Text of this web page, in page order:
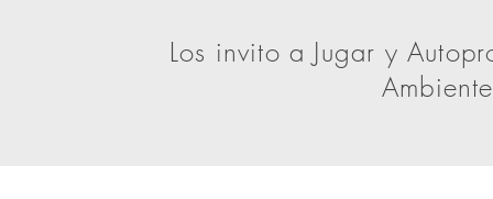
Los invito a Jugar y